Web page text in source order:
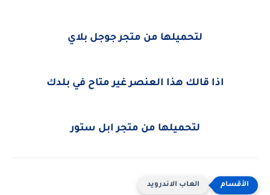
لتحميلها من متجر جوجل بلاي
اذا قالك هذا العنصر غير متاح في بلدك
لتحميلها من متجر ابل ستور
العاب الاندرويد